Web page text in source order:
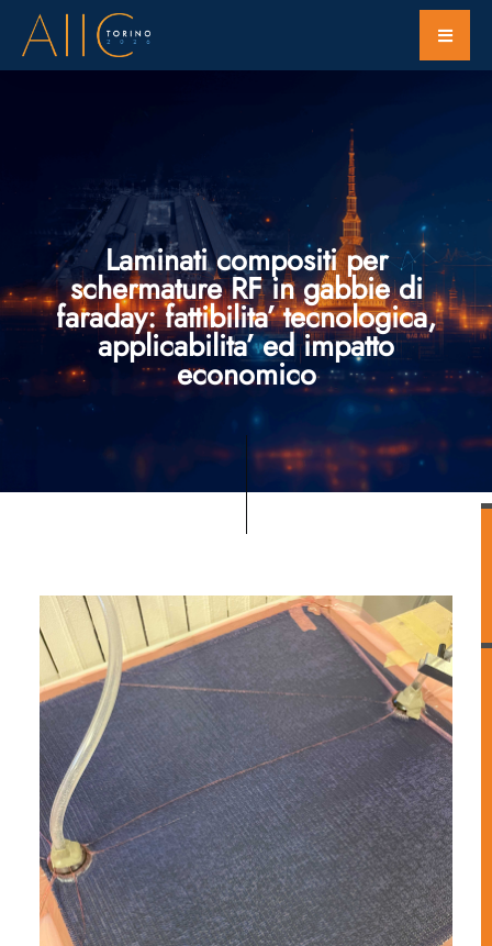
Laminati compositi per
schermature RF in gabbie di
faraday: fattibilita’ tecnologica,
applicabilita’ ed impatto
economico